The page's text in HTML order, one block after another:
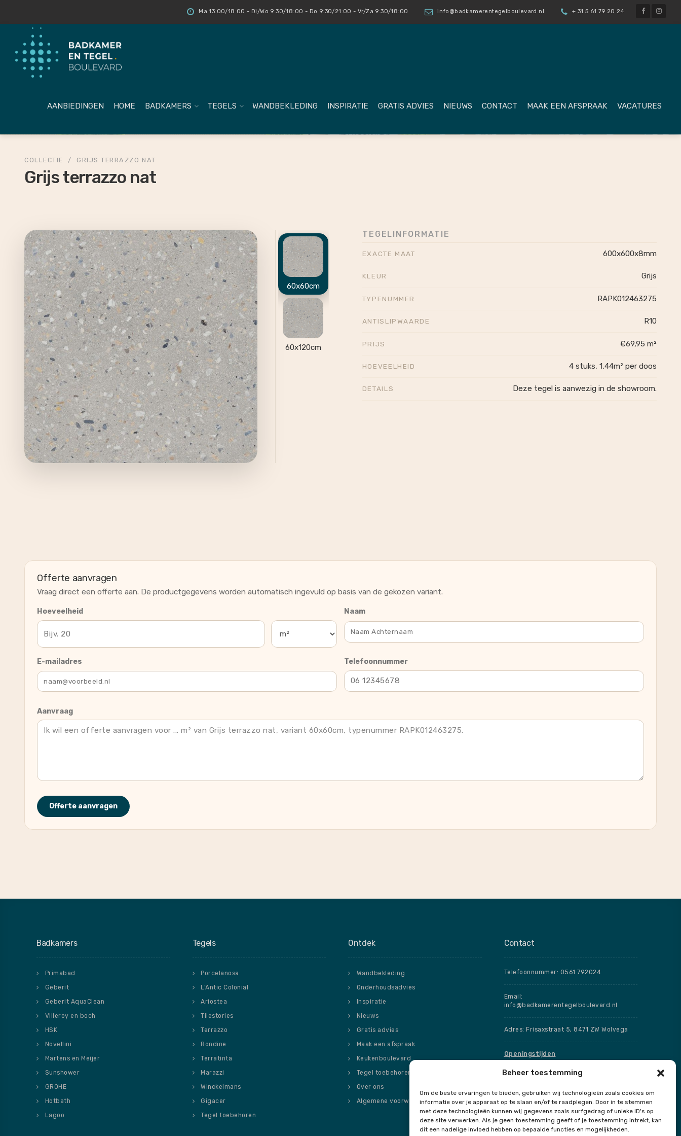
Beheer toestemming
Om de beste ervaringen te bieden, gebruiken wij technologieën zoals cookies om
informatie over je apparaat op te slaan en/of te raadplegen. Door in te stemmen
met deze technologieën kunnen wij gegevens zoals surfgedrag of unieke ID's op
deze site verwerken. Als je geen toestemming geeft of je toestemming intrekt, kan
dit een nadelige invloed hebben op bepaalde functies en mogelijkheden.
Ma 13:00/18:00 - Di/Wo 9:30/18:00 - Do 9:30/21:00 - Vr/Za 9:30/18:00 info@badkamerentegelboulevard.nl + 31 5 61 79 20 24
AANBIEDINGEN HOME BADKAMERS TEGELS WANDBEKLEDING INSPIRATIE GRATIS ADVIES NIEUWS CONTACT MAAK EEN AFSPRAAK VACATURES
COLLECTIE / GRIJS TERRAZZO NAT
Grijs terrazzo nat
60x60cm
60x120cm
TEGELINFORMATIE
EXACTE MAAT 600x600x8mm
KLEUR Grijs
TYPENUMMER RAPK012463275
ANTISLIPWAARDE R10
PRIJS €69,95 m²
HOEVEELHEID 4 stuks, 1,44m² per doos
DETAILS Deze tegel is aanwezig in de showroom.
Offerte aanvragen
Vraag direct een offerte aan. De productgegevens worden automatisch ingevuld op basis van de gekozen variant.
Hoeveelheid Naam
E-mailadres Telefoonnummer
Aanvraag
Offerte aanvragen
Badkamers
Primabad
Geberit
Geberit AquaClean
Villeroy en boch
HSK
Novellini
Martens en Meijer
Sunshower
GROHE
Hotbath
Lagoo
Tegels
Porcelanosa
L’Antic Colonial
Ariostea
Tilestories
Terrazzo
Rondine
Terratinta
Marazzi
Winckelmans
Gigacer
Tegel toebehoren
Ontdek
Wandbekleding
Onderhoudsadvies
Inspiratie
Nieuws
Gratis advies
Maak een afspraak
Keukenboulevard
Tegel toebehoren
Over ons
Algemene voorwaarden
Contact
Telefoonnummer: 0561 792024
Email:
info@badkamerentegelboulevard.nl
Adres: Frisaxstraat 5, 8471 ZW Wolvega
Openingstijden
Speciale openingstijden
Contact